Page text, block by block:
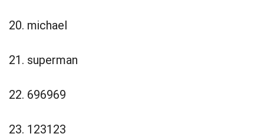
20. michael
21. superman
22. 696969
23. 123123